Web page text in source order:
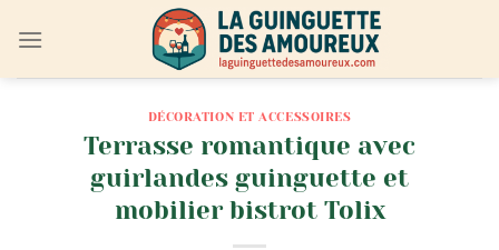
DÉCORATION ET ACCESSOIRES
Terrasse romantique avec
guirlandes guinguette et
mobilier bistrot Tolix